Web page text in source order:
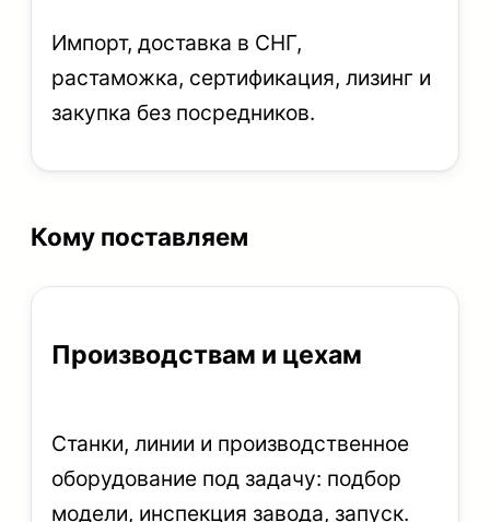
Импорт, доставка в СНГ,
растаможка, сертификация, лизинг и
закупка без посредников.
Кому поставляем
Производствам и цехам
Станки, линии и производственное
оборудование под задачу: подбор
модели, инспекция завода, запуск.